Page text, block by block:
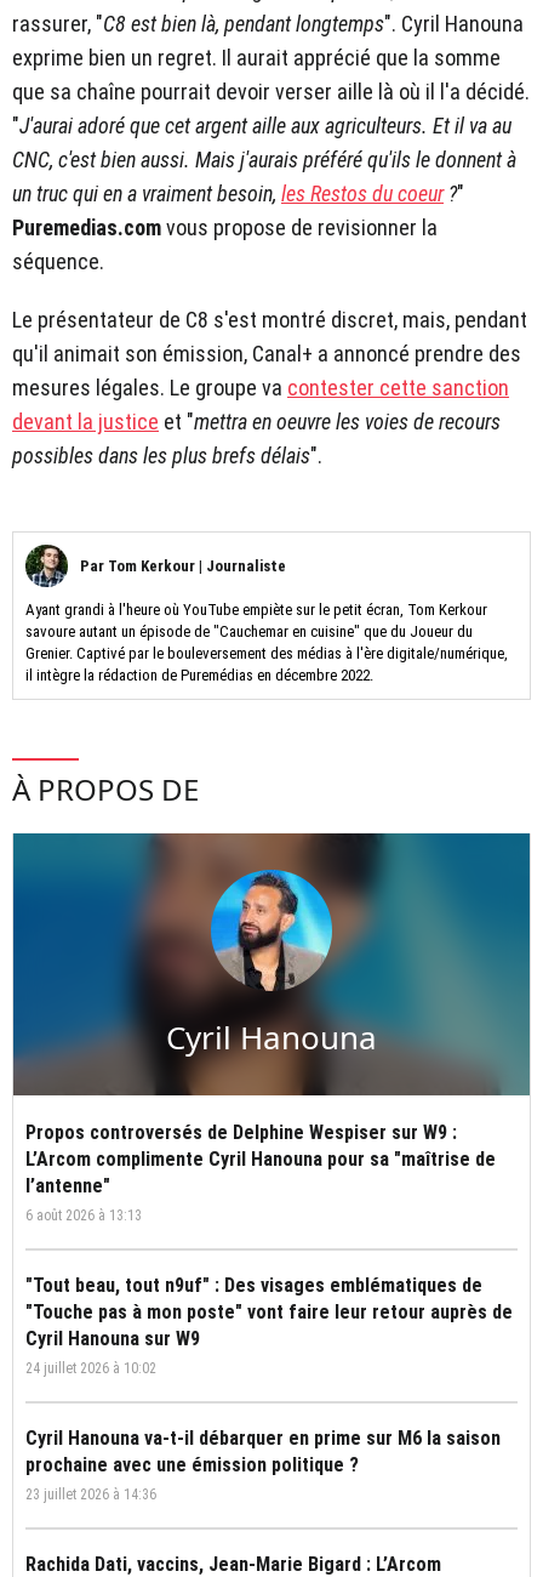
rassurer, "C8 est bien là, pendant longtemps". Cyril Hanouna
exprime bien un regret. Il aurait apprécié que la somme
que sa chaîne pourrait devoir verser aille là où il l'a décidé.
"J'aurai adoré que cet argent aille aux agriculteurs. Et il va au
CNC, c'est bien aussi. Mais j'aurais préféré qu'ils le donnent à
un truc qui en a vraiment besoin, les Restos du coeur?"
Puremedias.comvous propose de revisionner la
séquence.
Le présentateur de C8 s'est montré discret, mais, pendant
qu'il animait son émission, Canal+ a annoncé prendre des
mesures légales. Le groupe va contester cette sanction
devant la justice et "mettra en oeuvre les voies de recours
possibles dans les plus brefs délais".
Par Tom Kerkour | Journaliste
Ayant grandi à l'heure où YouTube empiète sur le petit écran, Tom Kerkour
savoure autant un épisode de "Cauchemar en cuisine" que du Joueur du
Grenier. Captivé par le bouleversement des médias à l'ère digitale/numérique,
il intègre la rédaction de Puremédias en décembre 2022.
À PROPOS DE
Cyril Hanouna
Propos controversés de Delphine Wespiser sur W9 :
L’Arcom complimente Cyril Hanouna pour sa "maîtrise de
l’antenne"
6 août 2026 à 13:13
"Tout beau, tout n9uf" : Des visages emblématiques de
"Touche pas à mon poste" vont faire leur retour auprès de
Cyril Hanouna sur W9
24 juillet 2026 à 10:02
Cyril Hanouna va-t-il débarquer en prime sur M6 la saison
prochaine avec une émission politique ?
23 juillet 2026 à 14:36
Rachida Dati, vaccins, Jean-Marie Bigard : L’Arcom